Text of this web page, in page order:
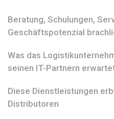
Beratung, Schulungen,
Geschäftspotenzial
Was das
seinen IT-Partnern
Diese Dienstleistungen
Distributoren